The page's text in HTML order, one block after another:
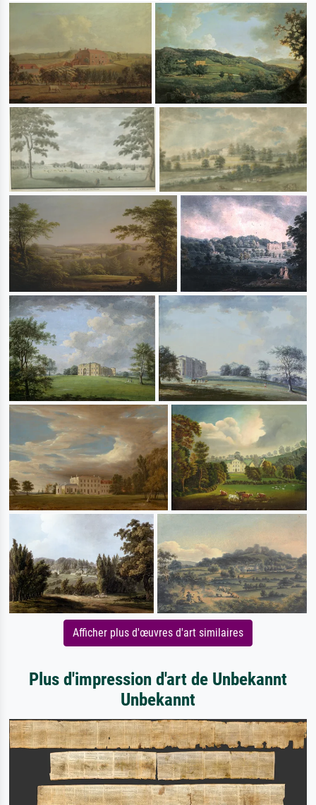
Afficher plus d'œuvres d'art similaires
Plus d'impression d'art de Unbekannt
Unbekannt